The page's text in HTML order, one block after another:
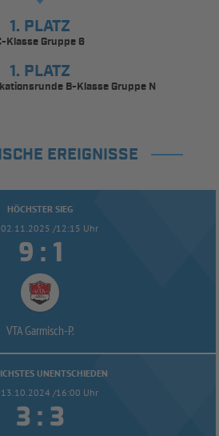
1. PLATZ
Klasse Gruppe 6
1. PLATZ
B-Klasse Gruppe N
EREIGNISSE
HÖCHSTER SIEG
02.11.2025 /12:15 Uhr
 : 
VTA Garmisch-P.
UNENTSCHIEDEN
13.10.2024 /16:00 Uhr
 : 